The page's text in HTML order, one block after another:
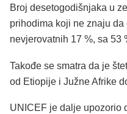
Broj desetogodišnjaka u
prihodima koji ne znaju
nevjerovatnih 17 %, sa 53
Takođe se smatra da je
od Etiopije i Južne Afrike
UNICEF je dalje upozorio